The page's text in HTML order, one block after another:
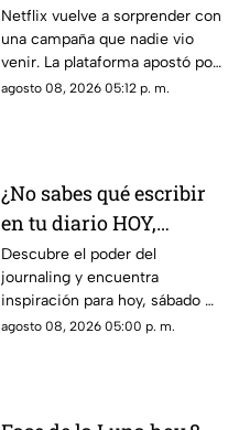
para promocionar su
nuevo thriller
Netflix vuelve a sorprender con
una campaña que nadie vio
venir. La plataforma apostó por
una estrategia tan inusual
Descubre todos los detalles.
agosto 08, 2026 05:12 p. m.
¿No sabes qué escribir
en tu diario HOY,
sábado 8 de junio de
2026? Usa este journal
prompt
Descubre el poder del
journaling y encuentra
inspiración para hoy, sábado 8
de junio de 2026. Un prompt
agosto 08, 2026 05:00 p. m.